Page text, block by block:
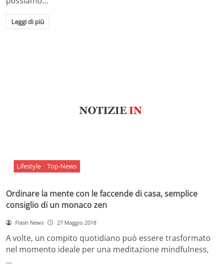
Leggi di più
Lifestyle Top-News
Ordinare la mente con le faccende di casa, semplice
consiglio di un monaco zen
Flash News 27 Maggio 2018
A volte, un compito quotidiano può essere trasformato
nel momento ideale per una meditazione mindfulness,
…